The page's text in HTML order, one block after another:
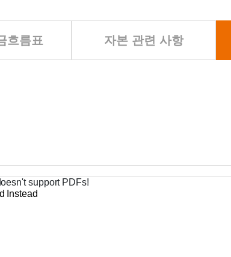
흐름표 자본 관련 사항
support PDFs!
Instead